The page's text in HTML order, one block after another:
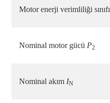
Motor enerji verimliliği sınıfı
Nominal motor gücü P2
Nominal akım IN